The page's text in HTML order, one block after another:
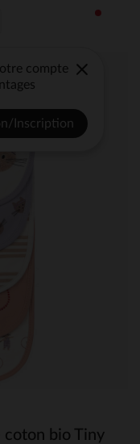
compte
Inscription
coton bio Tiny